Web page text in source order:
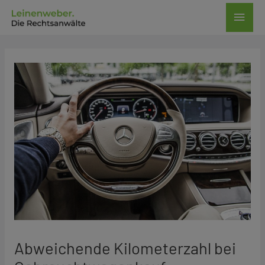
Inhalt
Abweichende Kilometerzahl bei